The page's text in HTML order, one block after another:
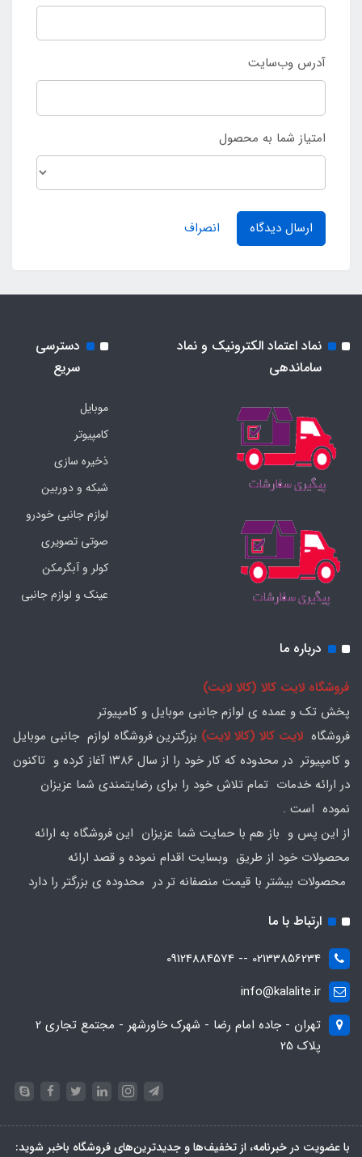
آدرس وب‌سایت
امتیاز شما به محصول
ارسال دیدگاه انصراف
نماد اعتماد الکترونیک و نماد
ساماندهی
دسترسی
سریع
موبایل
کامپیوتر
ذخیره سازی
شبکه و دوربین
لوازم جانبی خودرو
صوتی تصویری
کولر و آبگرمکن
عینک و لوازم جانبی
درباره ما
فروشگاه لایت کالا (کالا لایت)
پخش تک و عمده ی لوازم جانبی موبایل و کامپیوتر
فروشگاه لایت کالا (کالا لایت) بزرگترین فروشگاه لوازم جانبی موبایل
و کامپیوتر در محدوده که کار خود را از سال ۱۳۸۶ آغاز کرده و تاکنون
در ارائه خدمات تمام تلاش خود را برای رضایتمندی شما عزیزان
نموده است .
از این پس و باز هم با حمایت شما عزیزان این فروشگاه به ارائه
محصولات خود از طریق وبسایت اقدام نموده و قصد ارائه
محصولات بیشتر با قیمت منصفانه تر در محدوده ی بزرگتر را دارد
ارتباط با ما
02133856234 -- 09124884574
info@kalalite.ir
تهران - جاده امام رضا - شهرک خاورشهر - مجتمع تجاری 2
پلاک 25
با عضویت در خبرنامه، از تخفیف‌ها و جدیدترین‌های فروشگاه باخبر شوید: